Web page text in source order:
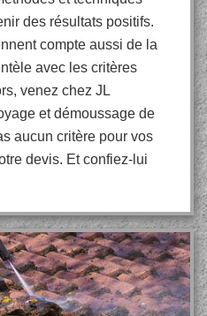
des résultats positifs.
compte aussi de la
avec les critères
venez chez JL
et démoussage de
aucun critère pour vos
devis. Et confiez-lui